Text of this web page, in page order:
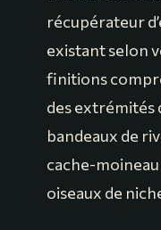
récupérateur
existant selon
finitions
des extrémités
bandeaux de
cache-
oiseaux de